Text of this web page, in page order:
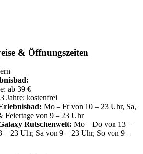
& Öffnungszeiten
ab 39 €
Jahre: kostenfrei
Mo – Fr von 10 – 23 Uhr, Sa,
Feiertage von 9 – 23 Uhr
Rutschenwelt: Mo – Do von 13 –
– 23 Uhr, Sa von 9 – 23 Uhr, So von 9 –